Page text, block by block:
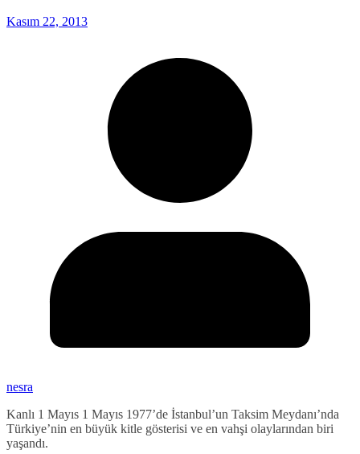
Kasım 22, 2013
nesra
Kanlı 1 Mayıs 1 Mayıs 1977’de İstanbul’un Taksim Meydanı’nda
Türkiye’nin en büyük kitle gösterisi ve en vahşi olaylarından biri
yaşandı.